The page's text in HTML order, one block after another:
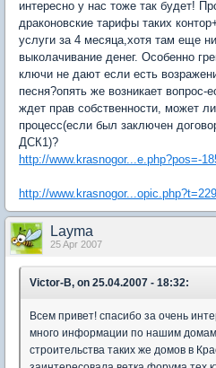
интересно у нас тоже так будет!
драконовские тарифы таких
услуги за 4 месяца,хотя там еще
выколачивание денег. Особенно
ключи не дают если есть
песня?опять же возникает вопрос-
ждет прав собственности, может
процесс(если был заключен
ДСК1)?
http://www.krasnogor...e.php?pos=-
http://
Layma
25 Apr 2007
Victor-B, on 25.04.2007 - 18:32:
Всем привет! спасибо за очень
много информации по нашим
строительства таких же домов в